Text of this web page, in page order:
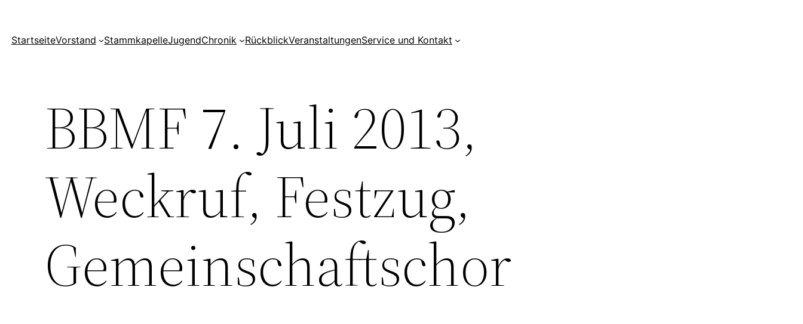
StartseiteVorstand StammkapelleJugendChronik RückblickVeranstaltungenService und Kontakt
BBMF 7. Juli 2013,
Weckruf, Festzug,
Gemeinschaftschor